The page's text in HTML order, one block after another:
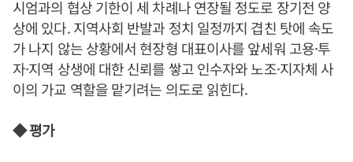
시엄과의 협상 기한이 세 차례나 연장될 정도로 장기전 양
상에 있다. 지역사회 반발과 정치 일정까지 겹친 탓에 속도
가 나지 않는 상황에서 현장형 대표이사를 앞세워 고용·투
자·지역 상생에 대한 신뢰를 쌓고 인수자와 노조·지자체 사
이의 가교 역할을 맡기려는 의도로 읽힌다.
◆ 평가